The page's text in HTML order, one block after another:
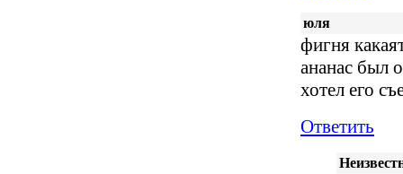
юля
фигня
ананас был
хотел его
Ответить